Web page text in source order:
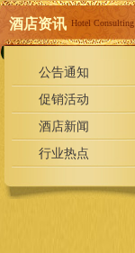
酒店资讯 Hotel Consulting
公告通知
促销活动
酒店新闻
行业热点